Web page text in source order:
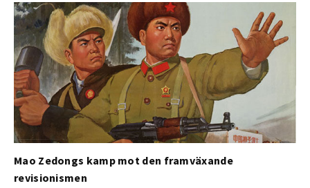
Mao Zedongs kamp mot den framväxande
revisionismen